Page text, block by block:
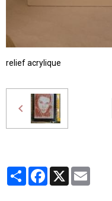
relief acrylique
PartagerFacebook
X